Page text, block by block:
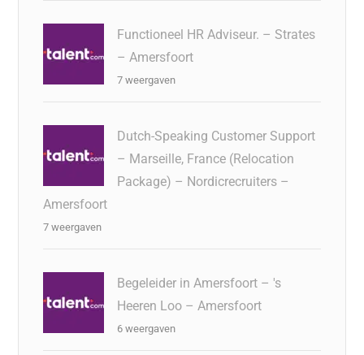
Functioneel HR Adviseur. – Strates
– Amersfoort
7 weergaven
Dutch-Speaking Customer Support
– Marseille, France (Relocation
Package) – Nordicrecruiters –
Amersfoort
7 weergaven
Begeleider in Amersfoort – 's
Heeren Loo – Amersfoort
6 weergaven